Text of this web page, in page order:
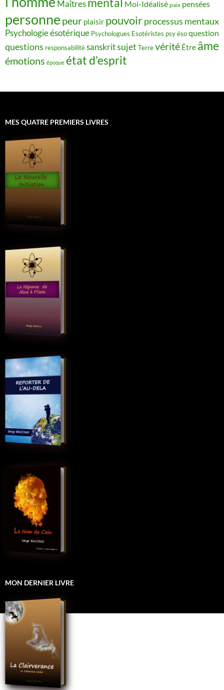
Maîtres Moi-Idéalisé paix pensées
personne peur plaisir pouvoirprocessus mentaux
Psychologie ésotérique Psychologues Esotéristes psy ésoquestion
questions responsabilitésanskritsujet Terrevérité Être âme
émotions époque état d'esprit
MES QUATRE PREMIERS LIVRES
MON DERNIER LIVRE